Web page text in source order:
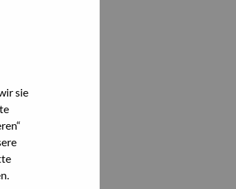
sie